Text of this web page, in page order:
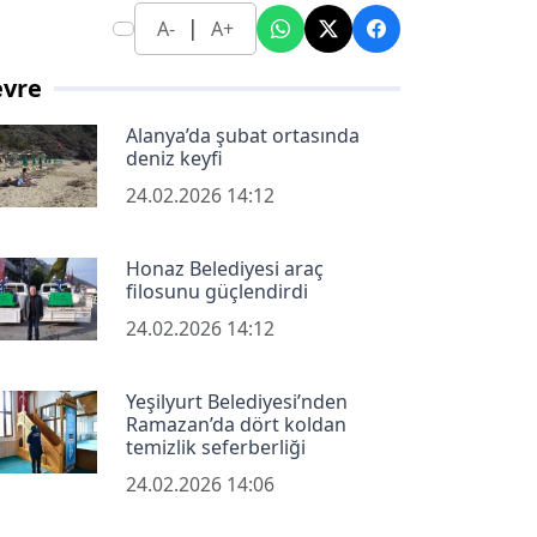
A- | A+
Alanya’da şubat ortasında
deniz keyfi
24.02.2026 14:12
Honaz Belediyesi araç
filosunu güçlendirdi
24.02.2026 14:12
Yeşilyurt Belediyesi’nden
Ramazan’da dört koldan
temizlik seferberliği
24.02.2026 14:06